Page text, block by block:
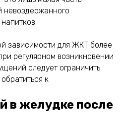
невоздержанного
зависимости для ЖКТ более
регулярном возникновении
следует ограничить
к
в желудке после